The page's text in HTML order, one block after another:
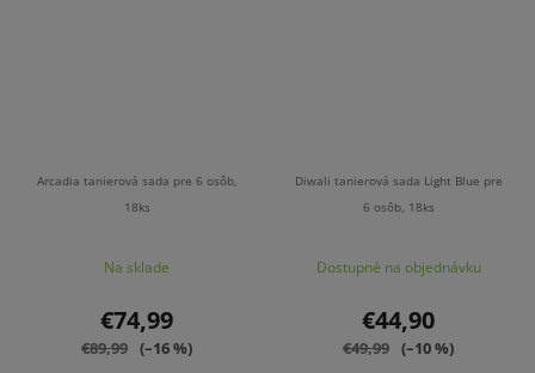
Arcadia tanierová sada pre 6 osôb,
18ks
Na sklade
€74,99
€89,99 (–16 %)
Diwali tanierová sada Light Blue pre
6 osôb, 18ks
Dostupné na objednávku
€44,90
€49,99 (–10 %)